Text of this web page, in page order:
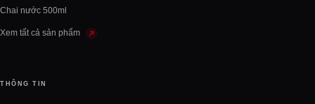
Chai nước 500ml
Xem tất cả sản phẩm
THÔNG TIN